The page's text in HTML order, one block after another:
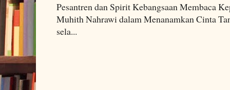
Pesantren dan Spirit Kebangsaan Membaca
Muhith Nahrawi dalam Menanamkan Cinta
sela...